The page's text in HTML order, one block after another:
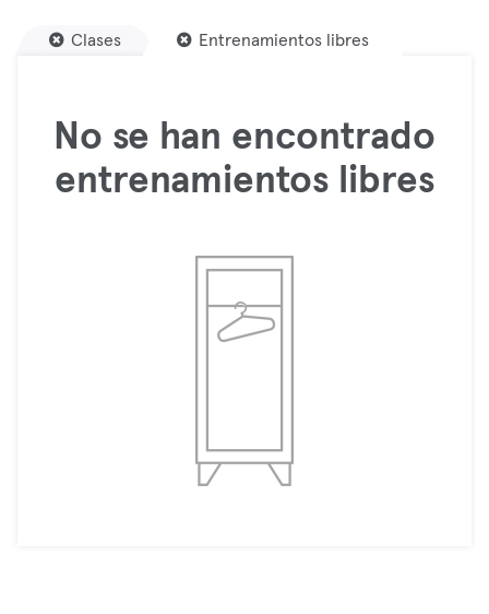
Clases Entrenamientos libres
No se han encontrado
entrenamientos libres